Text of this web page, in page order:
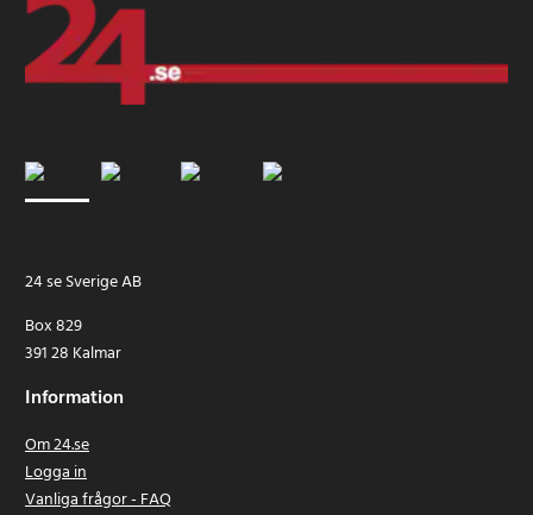
24 se Sverige AB
Box 829
391 28 Kalmar
Information
Om 24.se
Logga in
Vanliga frågor - FAQ